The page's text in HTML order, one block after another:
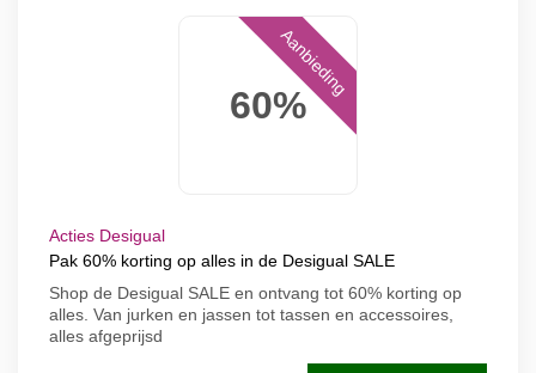
60%
Aanbieding
Acties Desigual
Pak 60% korting op alles in de Desigual SALE
Shop de Desigual SALE en ontvang tot 60% korting op
alles. Van jurken en jassen tot tassen en accessoires,
alles afgeprijsd